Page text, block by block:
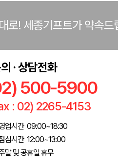
로! 세종기프트가 약속드
· 상담전화
500-5900
: 02) 2265-4153
업시간 09:00~18:30
심시간 12:00~13:00
말 및 공휴일 휴무